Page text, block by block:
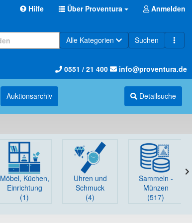
Hilfe Über Proventura Anmelden
Alle Kategorien Suchen
0551 / 21 400 info@proventura.de
Auktions­archiv Detailsuche
Möbel, Küchen,
Einrichtung
(1)
Uhren und
Schmuck
(4)
Sammeln -
Münzen
(517)